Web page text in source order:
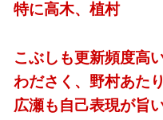
特に高木、植村
こぶしも更新頻度高
わださく、野村あた
広瀬も自己表現が旨